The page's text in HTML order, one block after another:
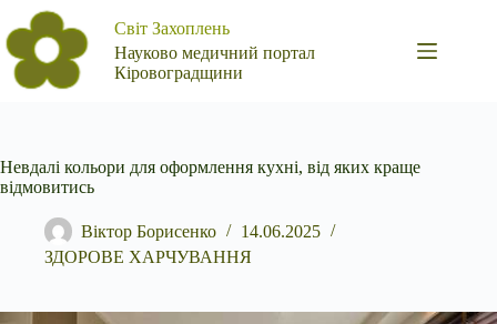
Перейти
до
вмісту
Світ Захоплень
Науково медичний портал
Кіровоградщини
Невдалі кольори для оформлення кухні, від яких краще
відмовитись
Віктор Борисенко
14.06.2025
ЗДОРОВЕ ХАРЧУВАННЯ